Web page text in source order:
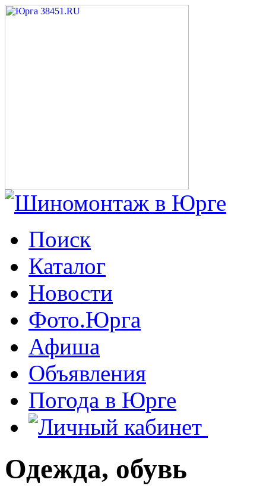
Поиск
Каталог
Новости
Фото.Юрга
Афиша
Объявления
Погода в Юрге
Одежда, обувь